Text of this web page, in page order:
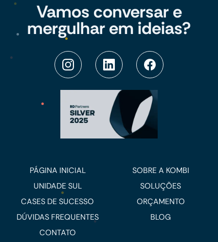
Vamos conversar e
mergulhar em ideias?
PÁGINA INICIAL
SOBRE A KOMBI
UNIDADE SUL
SOLUÇÕES
CASES DE SUCESSO
ORÇAMENTO
DÚVIDAS FREQUENTES
BLOG
CONTATO